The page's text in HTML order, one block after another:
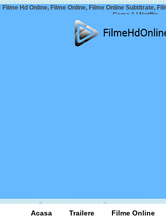
Filme Hd Online, Filme Online, Filme Online Subtitrate,
Game 1 | Netflix
Acasa Trailere Filme Online